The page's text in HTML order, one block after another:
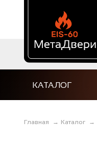
КАТАЛОГ
Главная → Каталог →